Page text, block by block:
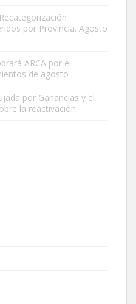
por Provincia. Agosto
ARCA por el
de agosto
por Ganancias y el
la reactivación